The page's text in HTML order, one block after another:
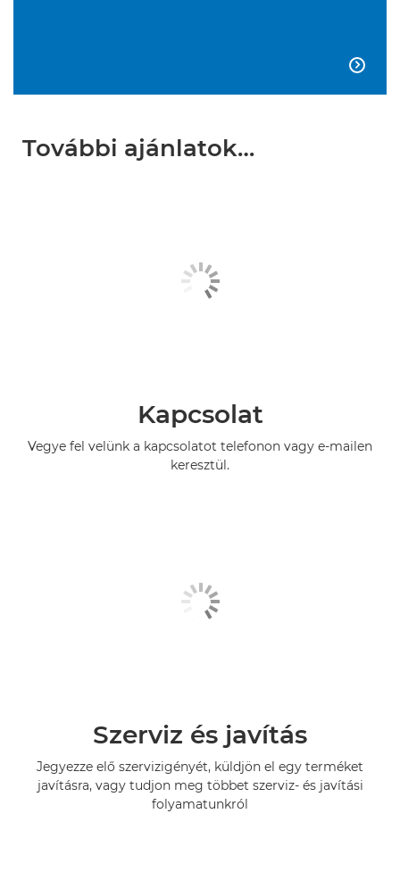

További ajánlatok…
Kapcsolat
Vegye fel velünk a kapcsolatot telefonon vagy e-mailen
keresztül.
Szerviz és javítás
Jegyezze elő szervizigényét, küldjön el egy terméket
javításra, vagy tudjon meg többet szerviz- és javítási
folyamatunkról